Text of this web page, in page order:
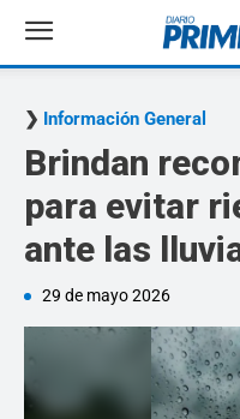
Información General
Brindan
para evitar
ante las
29 de mayo 2026